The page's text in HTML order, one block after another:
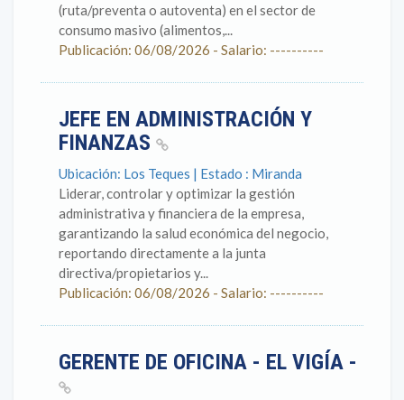
(ruta/preventa o autoventa) en el sector de
consumo masivo (alimentos,...
Publicación: 06/08/2026 - Salario: ----------
JEFE EN ADMINISTRACIÓN Y
FINANZAS
Ubicación: Los Teques | Estado : Miranda
Liderar, controlar y optimizar la gestión
administrativa y financiera de la empresa,
garantizando la salud económica del negocio,
reportando directamente a la junta
directiva/propietarios y...
Publicación: 06/08/2026 - Salario: ----------
GERENTE DE OFICINA - EL VIGÍA -